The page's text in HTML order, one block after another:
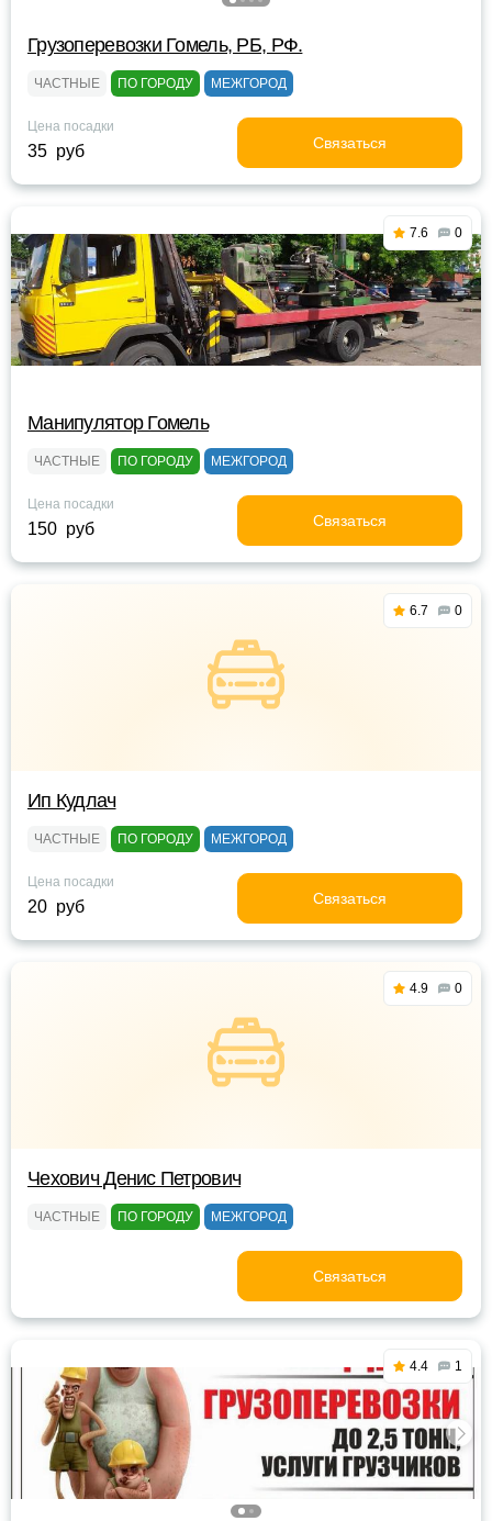
Грузоперевозки Гомель, РБ, РФ.
ЧАСТНЫЕ ПО ГОРОДУ МЕЖГОРОД
Цена посадки
35 руб Связаться
7.6 0
Манипулятор Гомель
ЧАСТНЫЕ ПО ГОРОДУ МЕЖГОРОД
Цена посадки
150 руб Связаться
6.7 0
Ип Кудлач
ЧАСТНЫЕ ПО ГОРОДУ МЕЖГОРОД
Цена посадки
20 руб Связаться
4.9 0
Чехович Денис Петрович
ЧАСТНЫЕ ПО ГОРОДУ МЕЖГОРОД
Связаться
4.4 1